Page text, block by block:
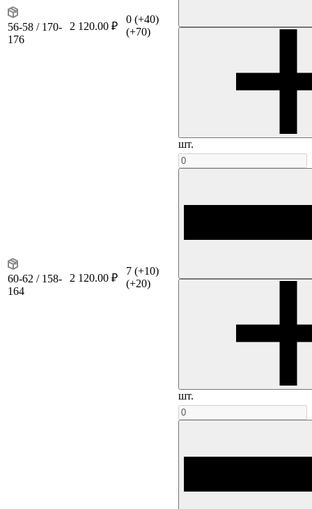
56-58 / 170-
176
2 120.00 ₽
0 (+40)
(+70)
шт.
60-62 / 158-
164
2 120.00 ₽
7 (+10)
(+20)
шт.